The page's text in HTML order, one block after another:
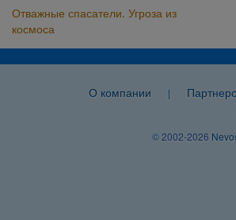
Отважные спасатели. Угроза из
космоса
О компании |
© 2002-2026